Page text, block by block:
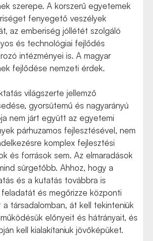
szerepe. A korszerű egyetemek
fenyegető veszélyek
az emberiség jóllétét szolgáló
és technológiai fejlődés
intézményei is. A magyar
fejlődése nemzeti érdek.
világszerte jellemző
gyorsütemű és nagyarányú
nem járt együtt az egyetemi
párhuzamos fejlesztésével, nem
komplex fejlesztési
és források sem. Az elmaradások
sürgetőbb. Ahhoz, hogy a
és a kutatás továbbra is
és megőrizze központi
társadalomban, át kell tekinteniük
előnyeit és hátrányait, és
kell kialakítaniuk jövőképüket.